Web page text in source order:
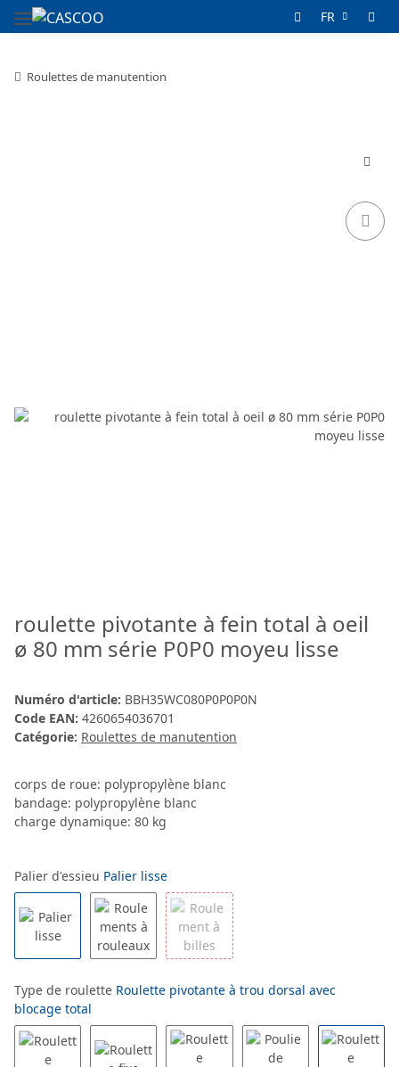
FR
Roulettes de manutention
roulette pivotante à fein total à oeil
ø 80 mm série P0P0 moyeu lisse
Numéro d'article: BBH35WC080P0P0P0N
Code EAN: 4260654036701
Catégorie: Roulettes de manutention
corps de roue: polypropylène blanc
bandage: polypropylène blanc
charge dynamique: 80 kg
Palier d'essieu Palier lisse
Type de roulette Roulette pivotante à trou dorsal avec
blocage total